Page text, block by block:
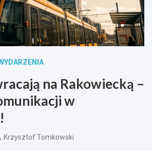
na Rakowiecką –
w
Krzysztof Tomkowski